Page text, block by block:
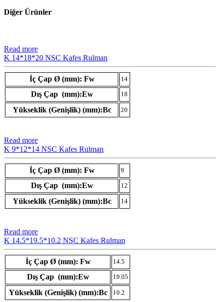
Diğer Ürünler
Read more
K 14*18*20 NSC Kafes Rulman
İç Çap Ø (mm): Fw 14
Dış Çap (mm):Ew 18
Yükseklik (Genişlik) (mm):Bc 20
Read more
K 9*12*14 NSC Kafes Rulman
İç Çap Ø (mm): Fw 9
Dış Çap (mm):Ew 12
Yükseklik (Genişlik) (mm):Bc 14
Read more
K 14.5*19.5*10.2 NSC Kafes Rulman
İç Çap Ø (mm): Fw 14.5
Dış Çap (mm):Ew 19.05
Yükseklik (Genişlik) (mm):Bc 10.2